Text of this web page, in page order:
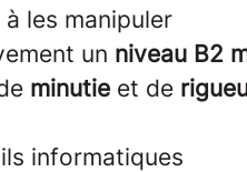
les manipuler
un niveau B2
minutie et de
informatiques